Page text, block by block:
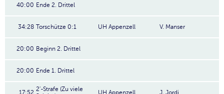
40:00 Ende 2. Drittel
34:28 Torschütze 0:1 UH Appenzell V. Manser
20:00 Beginn 2. Drittel
20:00 Ende 1. Drittel
17:52 2'-Strafe (Zu viele
UH Appenzell J. Jordi